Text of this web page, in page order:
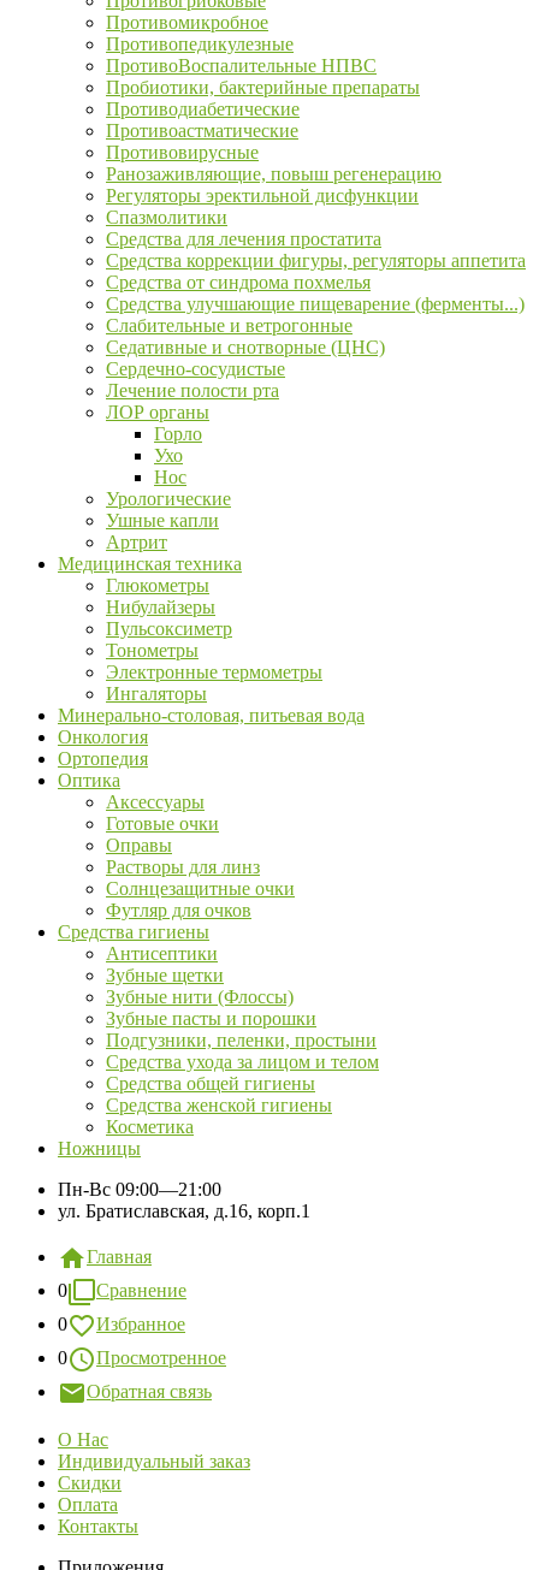
Противомикробное
Противопедикулезные
ПротивоВоспалительные НПВС
Пробиотики, бактерийные препараты
Противодиабетические
Противоастматические
Противовирусные
Ранозаживляющие, повыш регенерацию
Регуляторы эректильной дисфункции
Спазмолитики
Средства для лечения простатита
Средства коррекции фигуры, регуляторы аппетита
Средства от синдрома похмелья
Средства улучшающие пищеварение (ферменты...)
Слабительные и ветрогонные
Седативные и снотворные (ЦНС)
Сердечно-сосудистые
Лечение полости рта
ЛОР органы
Горло
Ухо
Нос
Урологические
Ушные капли
Артрит
Медицинская техника
Глюкометры
Нибулайзеры
Пульсоксиметр
Тонометры
Электронные термометры
Ингаляторы
Минерально-столовая, питьевая вода
Онкология
Ортопедия
Оптика
Аксессуары
Готовые очки
Оправы
Растворы для линз
Солнцезащитные очки
Футляр для очков
Средства гигиены
Антисептики
Зубные щетки
Зубные нити (Флоссы)
Зубные пасты и порошки
Подгузники, пеленки, простыни
Средства ухода за лицом и телом
Средства общей гигиены
Средства женской гигиены
Косметика
Ножницы
Пн-Вс 09:00—21:00
ул. Братиславская, д.16, корп.1
Главная
0
Сравнение
0
Избранное
0
Просмотренное
Обратная связь
О Нас
Индивидуальный заказ
Скидки
Оплата
Контакты